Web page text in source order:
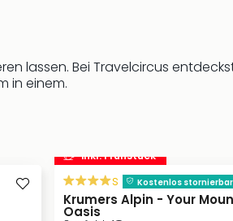
lassen. Bei Travelcircus
in einem.
inkl. Frühstück
s Kostenlos stornierbar
Krumers Alpin - Your
Oasis